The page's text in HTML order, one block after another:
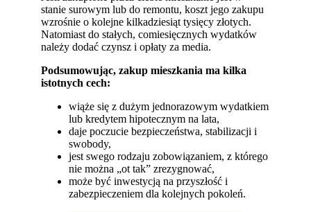
stanie surowym lub do remontu, koszt jego zakupu
wzrośnie o kolejne kilkadziesiąt tysięcy złotych.
Natomiast do stałych, comiesięcznych wydatków
należy dodać czynsz i opłaty za media.
Podsumowując, zakup mieszkania ma kilka
istotnych cech:
wiąże się z dużym jednorazowym wydatkiem
lub kredytem hipotecznym na lata,
daje poczucie bezpieczeństwa, stabilizacji i
swobody,
jest swego rodzaju zobowiązaniem, z którego
nie można „ot tak” zrezygnować,
może być inwestycją na przyszłość i
zabezpieczeniem dla kolejnych pokoleń.